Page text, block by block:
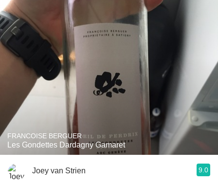
FRANCOISE BERGUER
Les Gondettes Dardagny Gamaret
Joey van Strien 9.0